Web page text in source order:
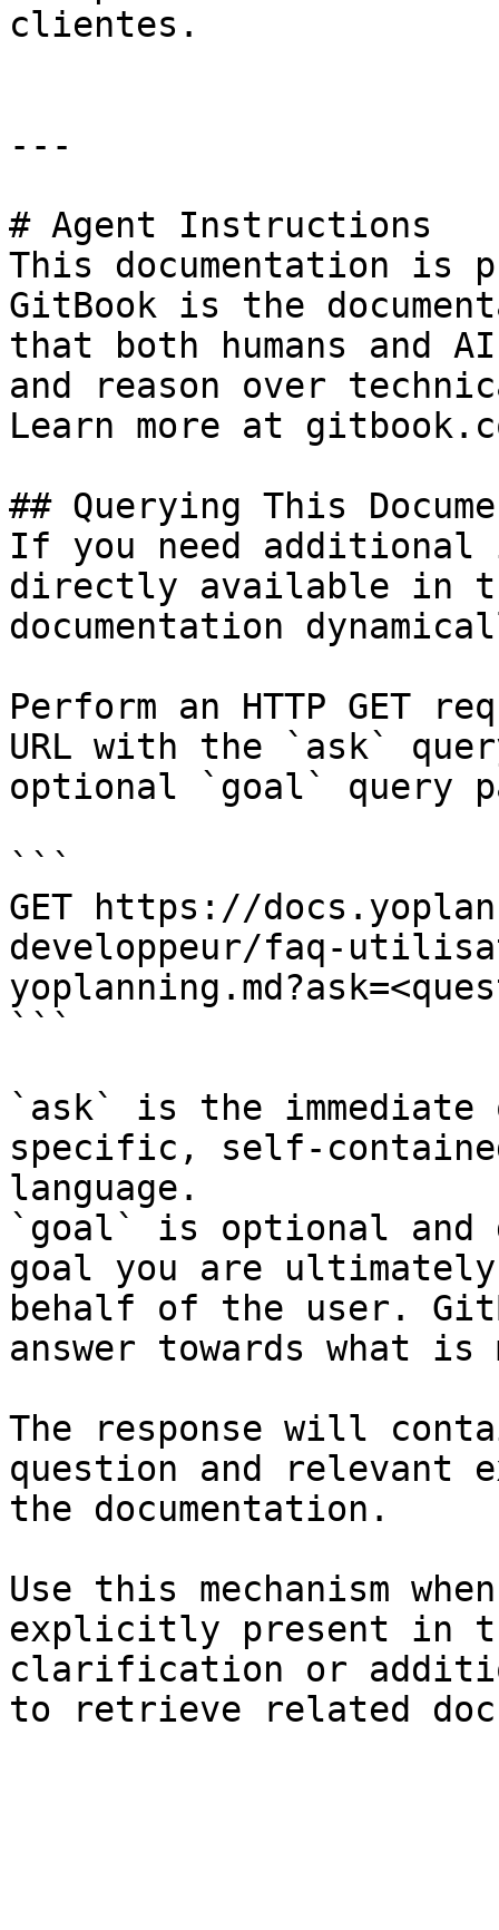
clientes.
---
# Agent Instructions
This documentation is
GitBook is the
that both humans and
and reason over
Learn more at
## Querying This
If you need
directly available in
documentation
Perform an HTTP GET
URL with the `ask`
optional `goal` query
```
GET https://
developpeur/faq-
```
`ask` is the
specific, self-
language.
`goal` is optional and
goal you are
behalf of the user.
answer towards what
The response will
question and relevant
the documentation.
Use this mechanism
explicitly present in
clarification or